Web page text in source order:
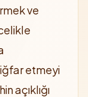
ve
etmeyi
açıklığı